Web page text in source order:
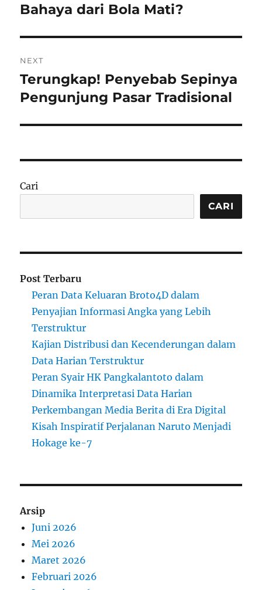
post:
Bahaya dari Bola Mati?
NEXT
Next
post:
Terungkap! Penyebab Sepinya
Pengunjung Pasar Tradisional
Cari
CARI
Post Terbaru
Peran Data Keluaran Broto4D dalam
Penyajian Informasi Angka yang Lebih
Terstruktur
Kajian Distribusi dan Kecenderungan dalam
Data Harian Terstruktur
Peran Syair HK Pangkalantoto dalam
Dinamika Interpretasi Data Harian
Perkembangan Media Berita di Era Digital
Kisah Inspiratif Perjalanan Naruto Menjadi
Hokage ke-7
Arsip
Juni 2026
Mei 2026
Maret 2026
Februari 2026